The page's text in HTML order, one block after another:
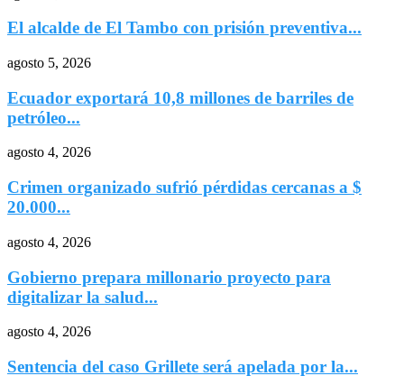
El alcalde de El Tambo con prisión preventiva...
agosto 5, 2026
Ecuador exportará 10,8 millones de barriles de
petróleo...
agosto 4, 2026
Crimen organizado sufrió pérdidas cercanas a $
20.000...
agosto 4, 2026
Gobierno prepara millonario proyecto para
digitalizar la salud...
agosto 4, 2026
Sentencia del caso Grillete será apelada por la...